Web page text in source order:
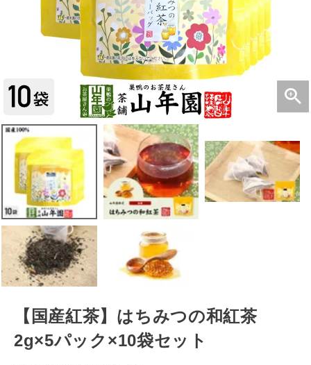
【国産紅茶】はちみつの和紅茶
2g×5パック×10袋セット